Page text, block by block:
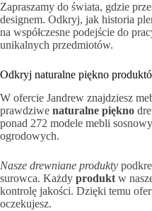
Zapraszamy do świata, gdzie
designem. Odkryj, jak historia
na współczesne podejście do
unikalnych przedmiotów.
Odkryj naturalne piękno
W ofercie Jandrew znajdziesz
prawdziwe naturalne piękno
ponad 272 modele mebli
ogrodowych.
Nasze drewniane produkty
surowca. Każdy produkt w
kontrolę jakości. Dzięki temu
oczekujesz.